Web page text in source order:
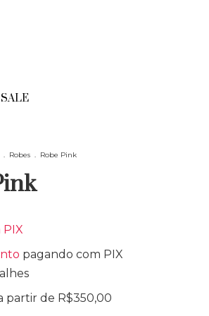
SALE
. Robes . Robe Pink
PIX
pagando com PIX
partir de R$350,00